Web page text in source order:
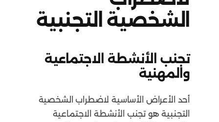
الشخصية التجنبية
تجنب الأنشطة الاجتماعية
والمهنية
أحد الأعراض الأساسية لاضطراب الشخصية
التجنبية هو تجنب الأنشطة الاجتماعية